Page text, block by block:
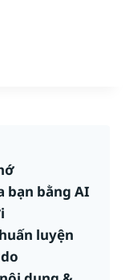
bạn bằng AI
luyện